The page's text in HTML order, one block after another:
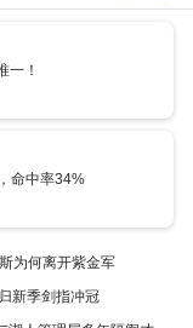
一！
命中率34%
为何离开紫金军
新季剑指冲冠